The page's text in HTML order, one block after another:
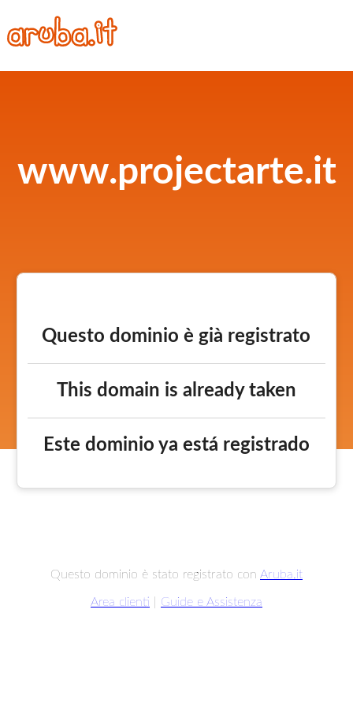
www.projectarte.it
Questo dominio è già registrato
This domain is already taken
Este dominio ya está registrado
Questo dominio è stato registrato con Aruba.it
Area clienti Guide e Assistenza